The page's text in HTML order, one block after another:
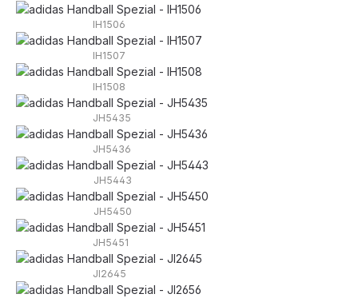
IH1506
IH1507
IH1508
JH5435
JH5436
JH5443
JH5450
JH5451
JI2645